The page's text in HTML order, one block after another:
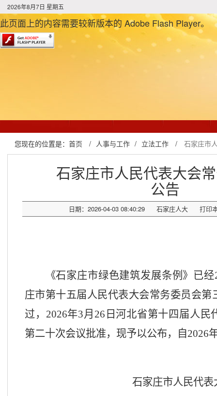
2026年8月7日 星期五
此页面上的内容需要较新版本的 Adobe Flash Player。
您现在的位置是： 首页 / 人事与工作 / 立法工作 / 石家庄市
石家庄市人民代表大会
公告
日期：2026-04-03 08:40:29 石家庄人大 打印
《石家庄市绿色建筑发展条例》已经
庄市第十五届人民代表大会常务委员会第
过，2026年3月26日河北省第十四届人民
第二十次会议批准，现予以公布，
自2026
石家庄市人民代表